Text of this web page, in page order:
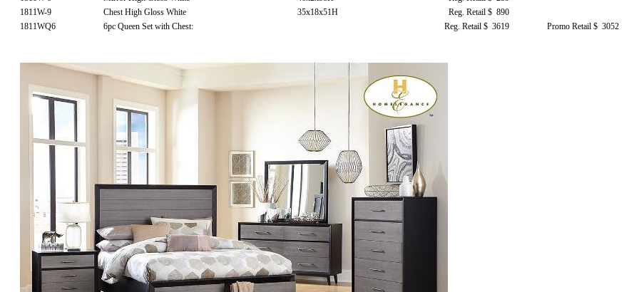
1811W-9
Chest High Gloss White 35x18x51H
Reg. Retail $ 890
1811WQ6
6pc Queen Set with Chest: Reg. Retail $ 3619 Promo Retail $ 3052